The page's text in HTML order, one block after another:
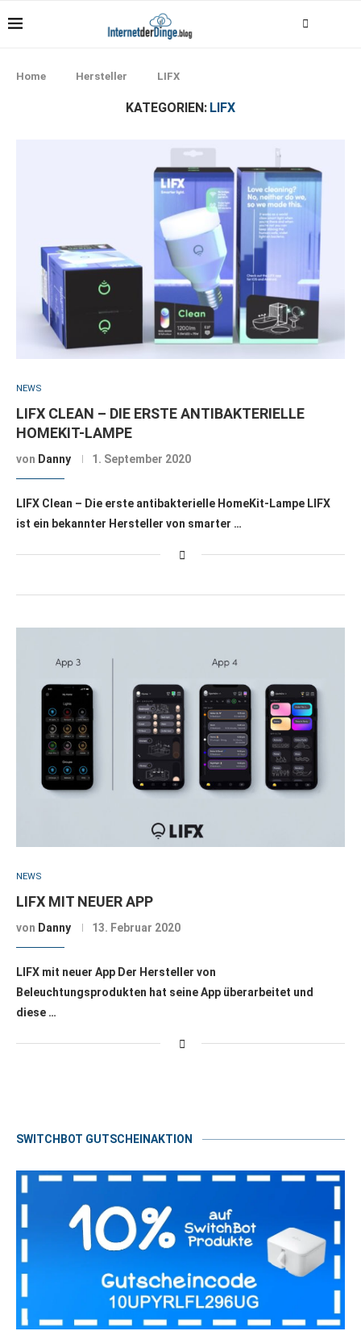
Home Hersteller LIFX
KATEGORIEN: LIFX
NEWS
LIFX CLEAN – DIE ERSTE ANTIBAKTERIELLE
HOMEKIT-LAMPE
von Danny 1. September 2020
LIFX Clean – Die erste antibakterielle HomeKit-Lampe LIFX
ist ein bekannter Hersteller von smarter …
NEWS
LIFX MIT NEUER APP
von Danny 13. Februar 2020
LIFX mit neuer App Der Hersteller von
Beleuchtungsprodukten hat seine App überarbeitet und
diese …
SWITCHBOT GUTSCHEINAKTION